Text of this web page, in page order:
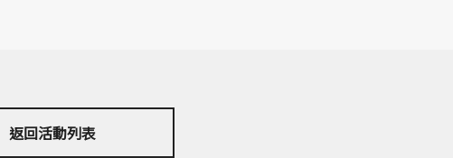
返回活動列表